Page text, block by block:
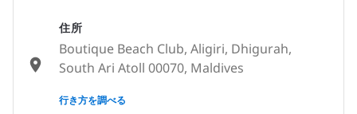
住所
Boutique Beach Club, Aligiri, Dhigurah,
South Ari Atoll 00070, Maldives
None
行き方を調べる